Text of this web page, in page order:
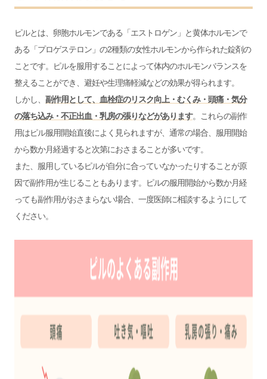
ピルとは、卵胞ホルモンである「エストロゲン」と黄体ホルモンで
ある「プロゲステロン」の2種類の女性ホルモンから作られた錠剤の
ことです。ピルを服用することによって体内のホルモンバランスを
整えることができ、避妊や生理痛軽減などの効果が得られます。
しかし、 副作用として、血栓症のリスク向上・むくみ・頭痛・気分
の落ち込み・不正出血・乳房の張りなどがあります。これらの副作
用はピル服用開始直後によく見られますが、通常の場合、服用開始
から数か月経過すると次第におさまることが多いです。
また、服用しているピルが自分に合っていなかったりすることが原
因で副作用が生じることもあります。ピルの服用開始から数か月経
っても副作用がおさまらない場合、一度医師に相談するようにして
ください。